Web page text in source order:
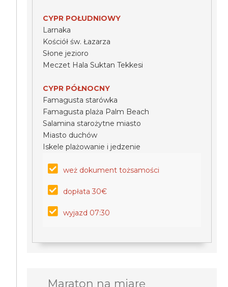
CYPR POŁUDNIOWY
Larnaka
Kościół św. Łazarza
Słone jezioro
Meczet Hala Suktan Tekkesi
CYPR PÓŁNOCNY
Famagusta starówka
Famagusta plaża Palm Beach
Salamina starożytne miasto
Miasto duchów
Iskele plażowanie i jedzenie
weż dokument tożsamości
dopłata 30€
wyjazd 07:30
Maraton na miarę